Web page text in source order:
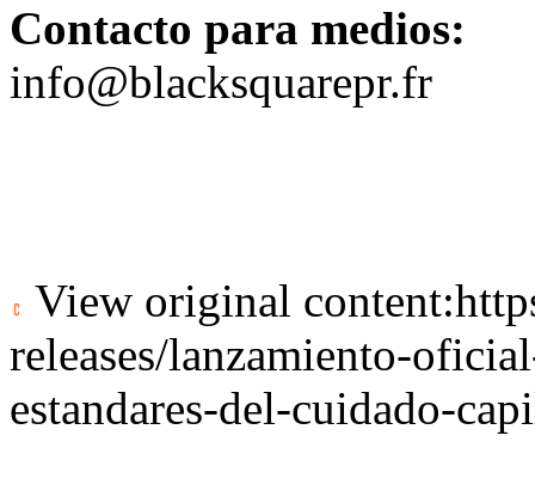
Contacto para medios:
info@blacksquarepr.fr
View original content:
releases/lanzamiento-
estandares-del-cuidado-